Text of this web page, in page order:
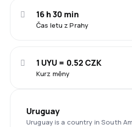
Čas letu z Prahy
16 h 30 min
Kurz měny
1 UYU = 0.52 CZK
Uruguay
Uruguay is a country in South